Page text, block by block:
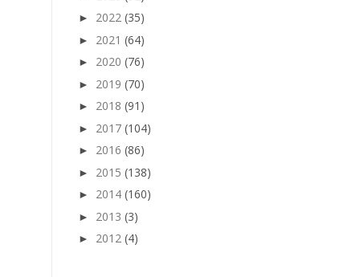
► 2022 (35)
► 2021 (64)
► 2020 (76)
► 2019 (70)
► 2018 (91)
► 2017 (104)
► 2016 (86)
► 2015 (138)
► 2014 (160)
► 2013 (3)
► 2012 (4)